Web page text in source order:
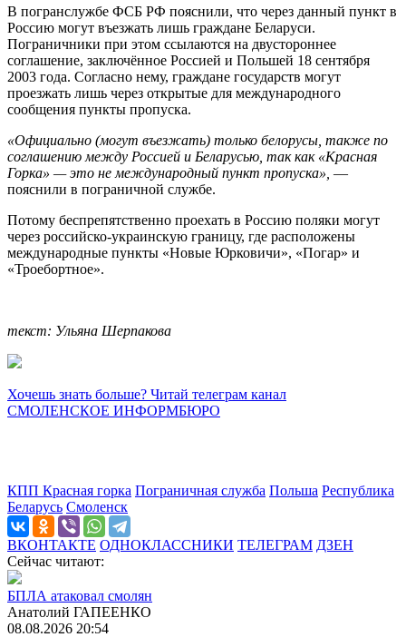
В погранслужбе ФСБ РФ пояснили, что через данный пункт в
Россию могут въезжать лишь граждане Беларуси.
Пограничники при этом ссылаются на двустороннее
соглашение, заключённое Россией и Польшей 18 сентября
2003 года. Согласно нему, граждане государств могут
проезжать лишь через открытые для международного
сообщения пункты пропуска.
«Официально (могут въезжать) только белорусы, также по
соглашению между Россией и Беларусью, так как «Красная
Горка» — это не международный пункт пропуска», —
пояснили в пограничной службе.
Потому беспрепятственно проехать в Россию поляки могут
через российско-украинскую границу, где расположены
международные пункты «Новые Юрковичи», «Погар» и
«Троебортное».
текст: Ульяна Шерпакова
Хочешь знать больше? Читай телеграм канал
СМОЛЕНСКОЕ ИНФОРМБЮРО
КПП Красная горка Пограничная служба Польша Республика
Беларусь Смоленск
ВКОНТАКТЕ ОДНОКЛАССНИКИ ТЕЛЕГРАМ ДЗЕН
Сейчас читают:
БПЛА атаковал смолян
Анатолий ГАПЕЕНКО
08.08.2026 20:54